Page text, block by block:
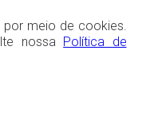
meio de cookies.
nossa Política de